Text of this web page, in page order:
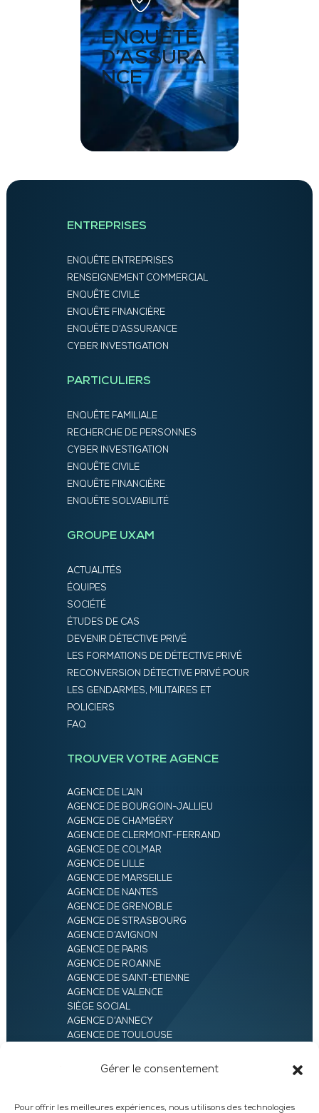
Gérer le consentement
Pour offrir les meilleures expériences, nous utilisons des technologies
ENQUÊTE
D’ASSURA
NCE
ENTREPRISES
ENQUÊTE ENTREPRISES
RENSEIGNEMENT COMMERCIAL
ENQUÊTE CIVILE
ENQUÊTE FINANCIÈRE
ENQUÊTE D’ASSURANCE
CYBER INVESTIGATION
PARTICULIERS
ENQUÊTE FAMILIALE
RECHERCHE DE PERSONNES
CYBER INVESTIGATION
ENQUÊTE CIVILE
ENQUÊTE FINANCIÈRE
ENQUÊTE SOLVABILITÉ
GROUPE UXAM
ACTUALITÉS
ÉQUIPES
SOCIÉTÉ
ÉTUDES DE CAS
DEVENIR DÉTECTIVE PRIVÉ
LES FORMATIONS DE DÉTECTIVE PRIVÉ
RECONVERSION DÉTECTIVE PRIVÉ POUR
LES GENDARMES, MILITAIRES ET
POLICIERS
FAQ
TROUVER VOTRE AGENCE
AGENCE DE L’AIN
AGENCE DE BOURGOIN-JALLIEU
AGENCE DE CHAMBÉRY
AGENCE DE CLERMONT-FERRAND
AGENCE DE COLMAR
AGENCE DE LILLE
AGENCE DE MARSEILLE
AGENCE DE NANTES
AGENCE DE GRENOBLE
AGENCE DE STRASBOURG
AGENCE D’AVIGNON
AGENCE DE PARIS
AGENCE DE ROANNE
AGENCE DE SAINT-ETIENNE
AGENCE DE VALENCE
SIÈGE SOCIAL
AGENCE D’ANNECY
AGENCE DE TOULOUSE
AGENCE D’ORLÉANS